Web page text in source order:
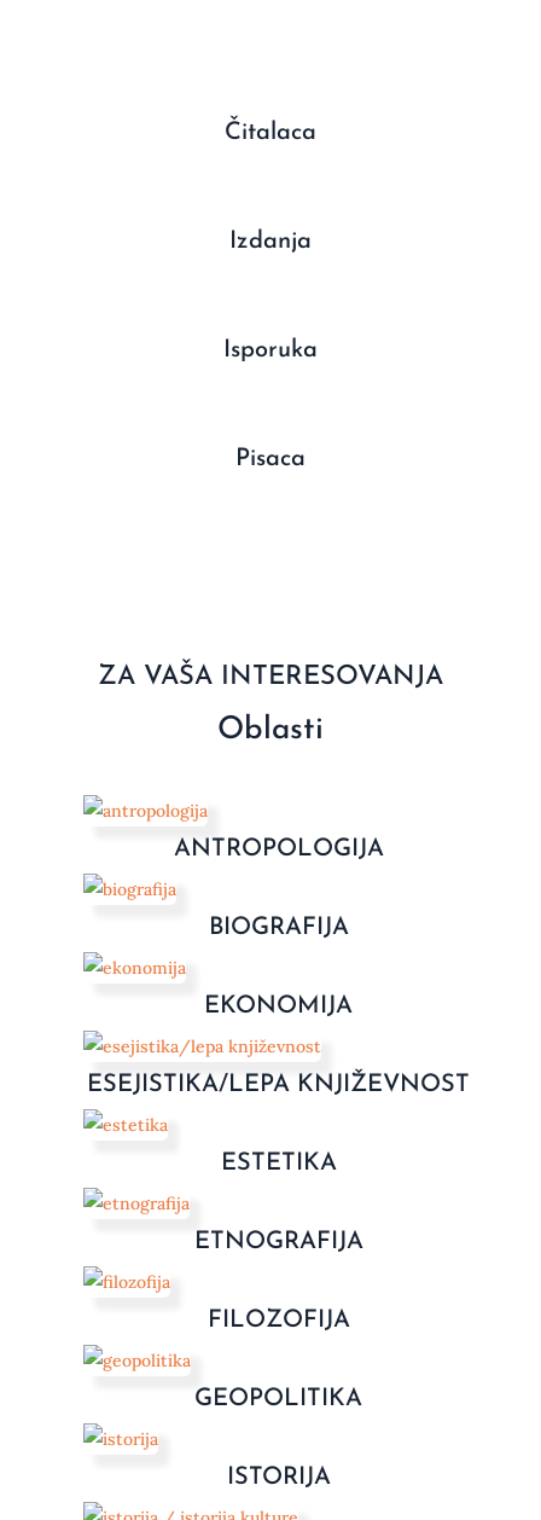
Čitalaca
Izdanja
Isporuka
Pisaca
ZA VAŠA INTERESOVANJA
Oblasti
ANTROPOLOGIJA
BIOGRAFIJA
EKONOMIJA
ESEJISTIKA/LEPA KNJIŽEVNOST
ESTETIKA
ETNOGRAFIJA
FILOZOFIJA
GEOPOLITIKA
ISTORIJA